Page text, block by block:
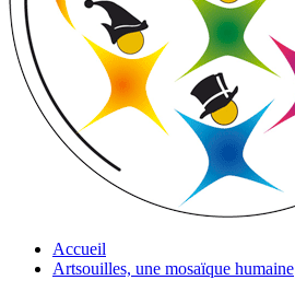
Accueil
Artsouilles, une mosaïque humaine